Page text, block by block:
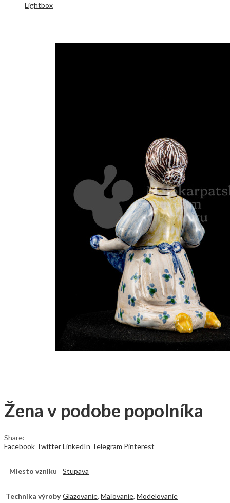
Lightbox
Žena v podobe popolníka
Share:
Facebook TwitterLinkedIn Telegram Pinterest
Miesto vzniku Stupava
Technika výroby Glazovanie, Maľovanie, Modelovanie